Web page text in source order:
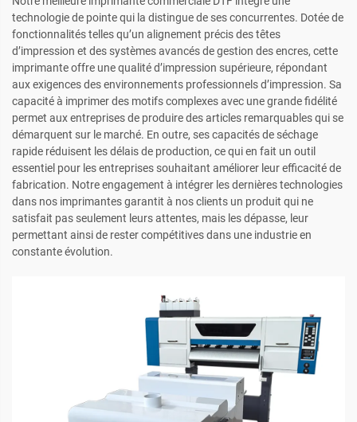
technologie de pointe qui la distingue de ses concurrentes. Dotée de
fonctionnalités telles qu’un alignement précis des têtes
d’impression et des systèmes avancés de gestion des encres, cette
imprimante offre une qualité d’impression supérieure, répondant
aux exigences des environnements professionnels d’impression. Sa
capacité à imprimer des motifs complexes avec une grande fidélité
permet aux entreprises de produire des articles remarquables qui se
démarquent sur le marché. En outre, ses capacités de séchage
rapide réduisent les délais de production, ce qui en fait un outil
essentiel pour les entreprises souhaitant améliorer leur efficacité de
fabrication. Notre engagement à intégrer les dernières technologies
dans nos imprimantes garantit à nos clients un produit qui ne
satisfait pas seulement leurs attentes, mais les dépasse, leur
permettant ainsi de rester compétitives dans une industrie en
constante évolution.